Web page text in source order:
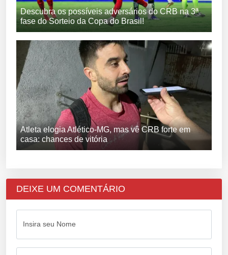
Descubra os possíveis adversários do CRB na 3ª
fase do Sorteio da Copa do Brasil!
Atleta elogia Atlético-MG, mas vê CRB forte em
casa: chances de vitória
DEIXE UM COMENTÁRIO
Insira seu Nome